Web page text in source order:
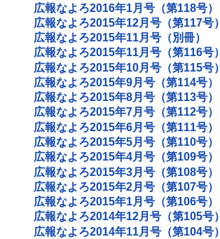
広報なよろ2016年1月号（第118号）
広報なよろ2015年12月号（第117号）
広報なよろ2015年11月号（別冊）
広報なよろ2015年11月号（第116号）
広報なよろ2015年10月号（第115号）
広報なよろ2015年9月号（第114号）
広報なよろ2015年8月号（第113号）
広報なよろ2015年7月号（第112号）
広報なよろ2015年6月号（第111号）
広報なよろ2015年5月号（第110号）
広報なよろ2015年4月号（第109号）
広報なよろ2015年3月号（第108号）
広報なよろ2015年2月号（第107号）
広報なよろ2015年1月号（第106号）
広報なよろ2014年12月号（第105号）
広報なよろ2014年11月号（第104号）